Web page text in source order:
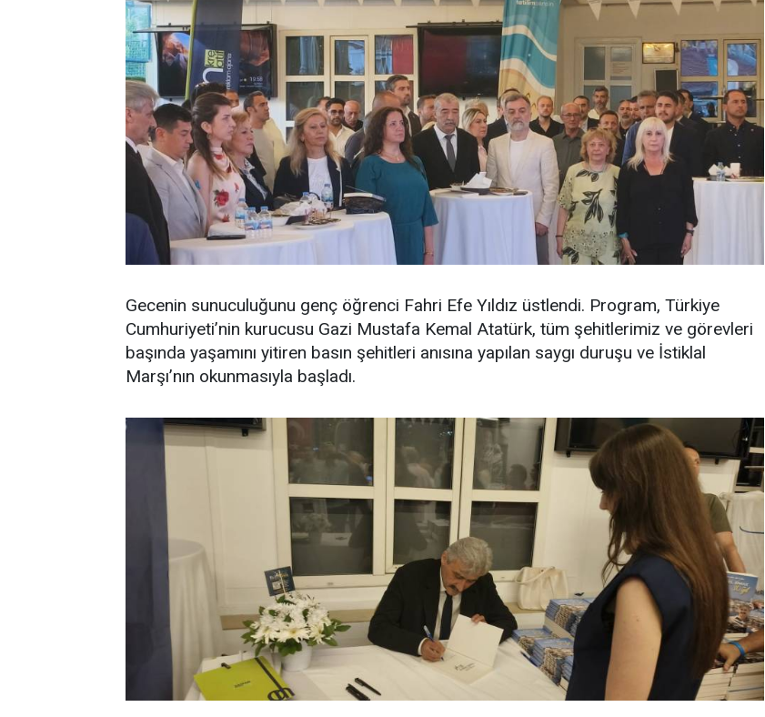
Gecenin sunuculuğunu genç öğrenci Fahri Efe Yıldız üstlendi. Program, Türkiye
Cumhuriyeti’nin kurucusu Gazi Mustafa Kemal Atatürk, tüm şehitlerimiz ve görevleri
başında yaşamını yitiren basın şehitleri anısına yapılan saygı duruşu ve İstiklal
Marşı’nın okunmasıyla başladı.